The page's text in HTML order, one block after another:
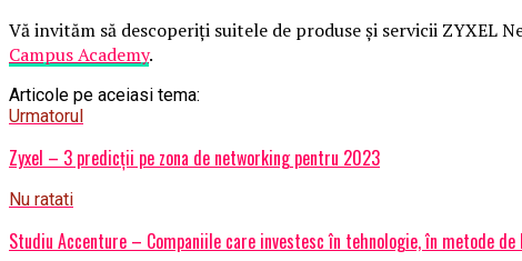
Vă invităm să descoperiți suitele de produse și servicii ZYXEL
Campus Academy.
Articole pe aceiasi tema:
Urmatorul
Zyxel – 3 predicții pe zona de networking pentru 2023
Nu ratati
Studiu Accenture – Companiile care investesc în tehnologie, în metode